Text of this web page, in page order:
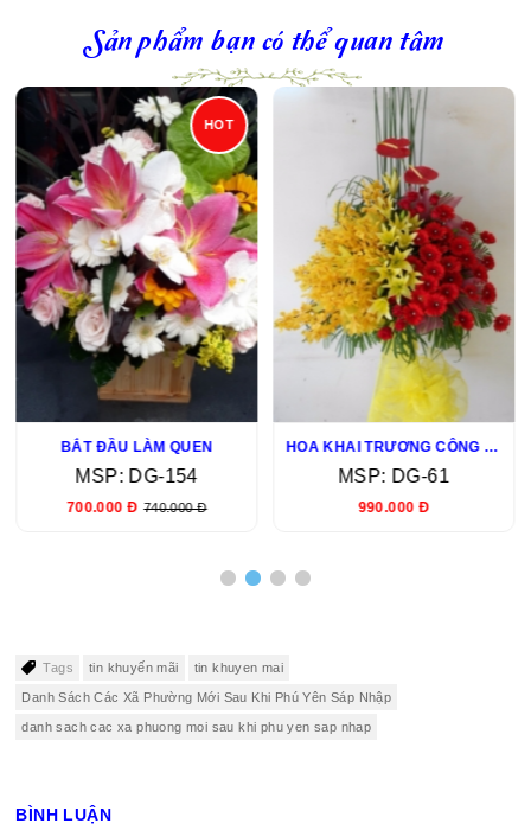
Sản phẩm bạn có thể quan tâm
HOT
BẮT ĐẦU LÀM QUEN
MSP: DG-154
700.000 Đ 740.000 Đ
HOA KHAI TRƯƠNG CÔNG TY
MSP: DG-61
990.000 Đ
Tags tin khuyến mãi tin khuyen mai
Danh Sách Các Xã Phường Mới Sau Khi Phú Yên Sáp Nhập
danh sach cac xa phuong moi sau khi phu yen sap nhap
BÌNH LUẬN